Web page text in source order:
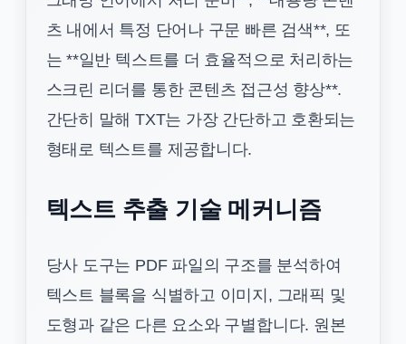
츠 내에서 특정 단어나 구문 빠른 검색**, 또
는 **일반 텍스트를 더 효율적으로 처리하는
스크린 리더를 통한 콘텐츠 접근성 향상**.
간단히 말해 TXT는 가장 간단하고 호환되는
형태로 텍스트를 제공합니다.
텍스트 추출 기술 메커니즘
당사 도구는 PDF 파일의 구조를 분석하여
텍스트 블록을 식별하고 이미지, 그래픽 및
도형과 같은 다른 요소와 구별합니다. 원본